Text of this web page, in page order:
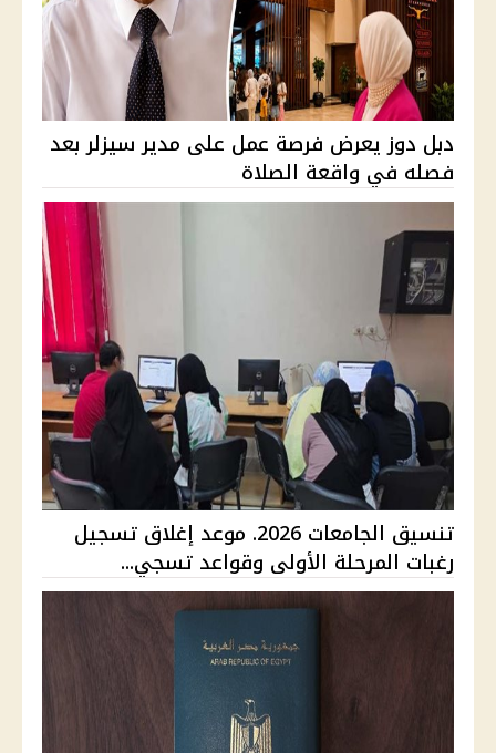
دبل دوز يعرض فرصة عمل على مدير سيزلر بعد
فصله في واقعة الصلاة
تنسيق الجامعات 2026. موعد إغلاق تسجيل
رغبات المرحلة الأولى وقواعد تسجي...